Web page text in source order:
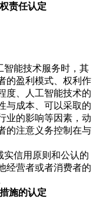
责任认定
能技术服务时，其
的盈利模式、权利作
度、人工智能技术的
与成本、可以采取的
业的影响等因素，动
的注意义务控制在与
信用原则和公认的
经营者或者消费者的
施的认定